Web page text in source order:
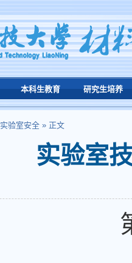
本科生教育 研究生培养
实验室安全 » 正文
实验室